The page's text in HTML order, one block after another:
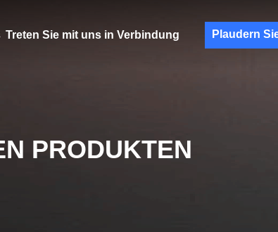
Treten Sie mit uns in Verbindung
PRODUKTEN